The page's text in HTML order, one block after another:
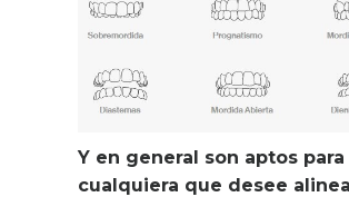
Y en general son aptos para
cualquiera que desee